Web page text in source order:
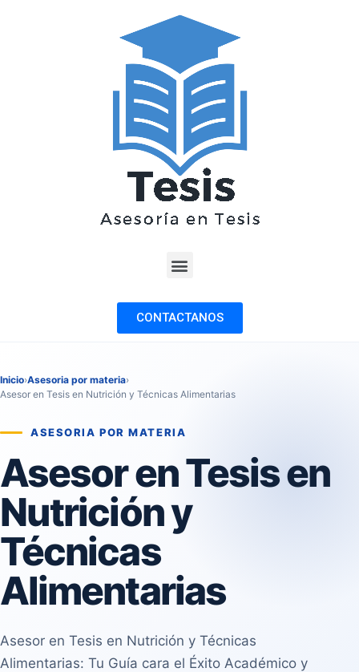
CONTACTANOS
Inicio›Asesoria por materia›
Asesor en Tesis en Nutrición y Técnicas Alimentarias
ASESORIA POR MATERIA
Asesor en Tesis en
Nutrición y
Técnicas
Alimentarias
Asesor en Tesis en Nutrición y Técnicas
Alimentarias: Tu Guía cara el Éxito Académico y